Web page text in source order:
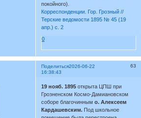
покойного).
Корреспонденции. Гор. Грозный //
Терские ведомости 1895 № 45 (19
апр.) с. 2
0
Поделиться 63
2026-06-22
16:38:43
19 нояб. 1895 открыта ЦПШ при
Грозненском Космо-Дамиановском
соборе благочиннымо. Алексеем
Кардашевским. Под школьное